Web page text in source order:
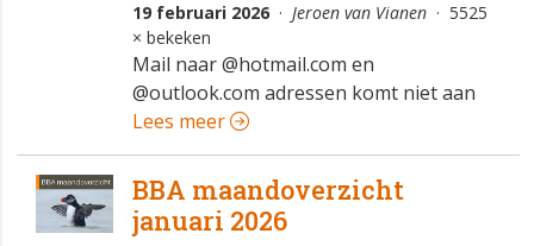
19 februari 2026· Jeroen van Vianen· 5525
× bekeken
Mail naar @hotmail.com en
@outlook.com adressen komt niet aan
Lees meer
BBA maandoverzicht
januari 2026